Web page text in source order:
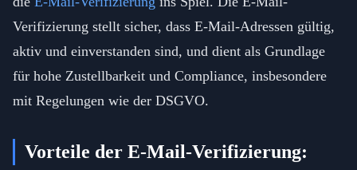
Verifizierung stellt sicher, dass E-Mail-Adressen gültig,
aktiv und einverstanden sind, und dient als Grundlage
für hohe Zustellbarkeit und Compliance, insbesondere
mit Regelungen wie der DSGVO.
Vorteile der E-Mail-Verifizierung: